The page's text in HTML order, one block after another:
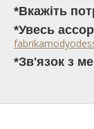
*Вкажіть
*Увесь
*Зв'язок з